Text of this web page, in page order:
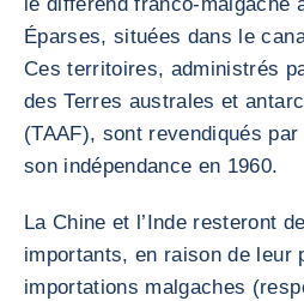
Éparses, situées dans le
Ces territoires, administrés
des Terres australes et
(TAAF), sont revendiqués
son indépendance en 1960.
La Chine et l’Inde resteront
importants, en raison de leur
importations malgaches